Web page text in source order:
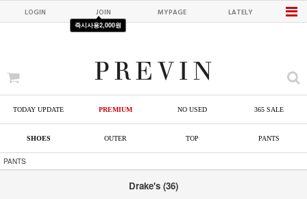
LOGIN JOIN MYPAGE LATELY
즉시사용2,000원
TODAY UPDATE PREMIUM NO USED 365 SALE
SHOES OUTER TOP PANTS
PANTS
Drake's (36)